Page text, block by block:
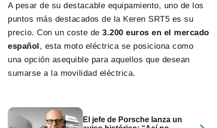
A pesar de su destacable equipamiento, uno de los
puntos más destacados de la Keren SRT5 es su
precio. Con un coste de3.200 euros en el mercado
español, esta moto eléctrica se posiciona como
una opción asequible para aquellos que desean
sumarse a la movilidad eléctrica.
El jefe de Porsche lanza un